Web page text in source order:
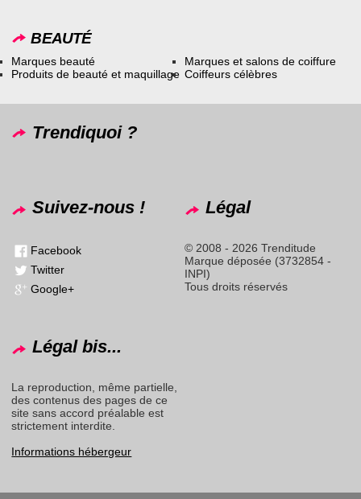
BEAUTÉ
Marques beauté
Produits de beauté et maquillage
Marques et salons de coiffure
Coiffeurs célèbres
Trendiquoi ?
Suivez-nous !
Facebook
Twitter
Google+
Légal
© 2008 - 2026 Trenditude
Marque déposée (3732854 -
INPI)
Tous droits réservés
Légal bis...
La reproduction, même partielle,
des contenus des pages de ce
site sans accord préalable est
strictement interdite.
Informations hébergeur